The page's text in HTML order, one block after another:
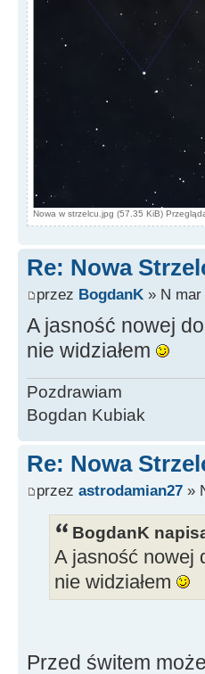
Nowa w strzelcu.jpg (57.35 KiB)
Re: Nowa
przez BogdanK » N mar
A jasność nowej
nie widziałem
Pozdrawiam
Bogdan Kubiak
Re: Nowa
przez astrodamian27 »
BogdanK
A jasność nowej
nie widziałem
Przed świtem